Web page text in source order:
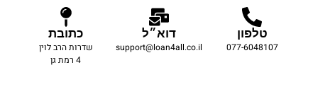
טלפון
077-6048107
דוא״ל
support@loan4all.co.il
כתובת
שדרות הרב לוין
4 רמת גן